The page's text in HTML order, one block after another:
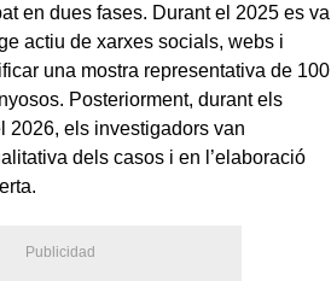
en dues fases. Durant el 2025 es va
actiu de xarxes socials, webs i
una mostra representativa de 100
Posteriorment, durant els
2026, els investigadors van
dels casos i en l’elaboració